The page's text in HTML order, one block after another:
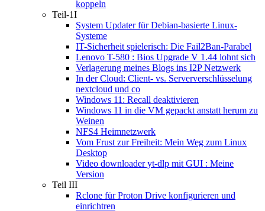
koppeln
Teil-1I
System Updater für Debian-basierte Linux-
Systeme
IT-Sicherheit spielerisch: Die Fail2Ban-Parabel
Lenovo T-580 : Bios Upgrade V 1.44 lohnt sich
Verlagerung meines Blogs ins I2P Netzwerk
In der Cloud: Client- vs. Serververschlüsselung
nextcloud und co
Windows 11: Recall deaktivieren
Windows 11 in die VM gepackt anstatt herum zu
Weinen
NFS4 Heimnetzwerk
Vom Frust zur Freiheit: Mein Weg zum Linux
Desktop
Video downloader yt-dlp mit GUI : Meine
Version
Teil III
Rclone für Proton Drive konfigurieren und
einrichtren